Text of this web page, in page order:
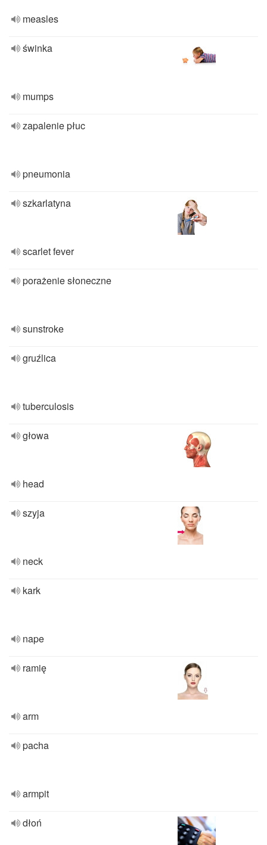
measles
świnka
mumps
zapalenie płuc
pneumonia
szkarlatyna
scarlet fever
porażenie słoneczne
sunstroke
gruźlica
tuberculosis
głowa
head
szyja
neck
kark
nape
ramię
arm
pacha
armpit
dłoń